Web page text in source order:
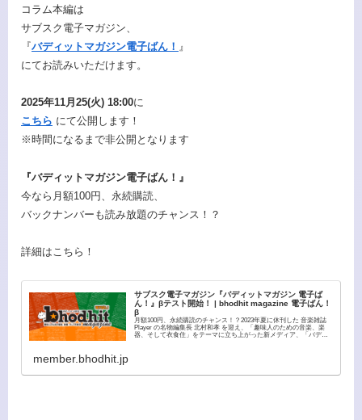
コラム本編は
サブスク電子マガジン、
『バディットマガジン電子ばん！ 』
にてお読みいただけます。
2025年11月25(火) 18:00に
こちら にて公開します！
※時間になるまで非公開となります
『バディットマガジン電子ばん！』
今なら月額100円、永続購読、
バックナンバーも読み放題のチャンス！？
詳細はこちら！
サブスク電子マガジン『バディットマガジン 電子ば
ん！』βテスト開始！ | bhodhit magazine 電子ばん！
β
月額100円、永続購読のチャンス！？2023年夏に休刊した 音楽雑誌
Player の名物編集長 北村和孝 を迎え、「趣味人のための音楽、楽
器、そして衣食住」をテーマに立ち上がった新メディア、「バディ
member.bhodhit.jp